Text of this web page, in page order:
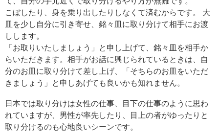
こぼしたり、身を乗り出したりしなくて済むからです。 大
皿を少し自分に引き寄せ、銘々皿に取り分けて相手にお渡
しします。
「お取りいたしましょう」と申し上げて、銘々皿を相手か
らいただきます。相手がお話に興じられているときは、自
分のお皿に取り分けて差し上げ、「そちらのお皿をいただ
きましょう」と申しあげても良いかも知れません。
日本では取り分けは女性の仕事、目下の仕事のように思わ
れていますが、男性が率先したり、目上の者がゆったりと
取り分けるのも心地良いシーンです。